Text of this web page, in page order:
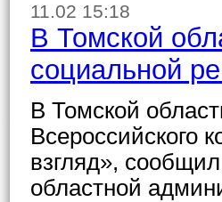
11.02 15:18
В Томской
социальной
В Томской
Всероссийского
взгляд»,
областной